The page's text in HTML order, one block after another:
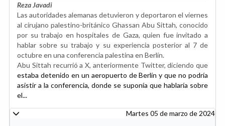
Reza Javadi
Las autoridades alemanas detuvieron y deportaron el viernes
al cirujano palestino-británico Ghassan Abu Sittah, conocido
por su trabajo en hospitales de Gaza, quien fue invitado a
hablar sobre su trabajo y su experiencia posterior al 7 de
octubre en una conferencia palestina en Berlín.
Abu Sittah recurrió a X, anteriormente Twitter, diciendo que
estaba detenido en un aeropuerto de Berlín y que no podría
asistir a la conferencia, donde se suponía que hablaría sobre
el...
Martes 05 de marzo de 2024